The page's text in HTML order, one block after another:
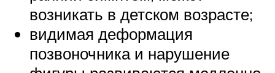
возникать в детском возрасте;
видимая деформация
позвоночника и нарушение